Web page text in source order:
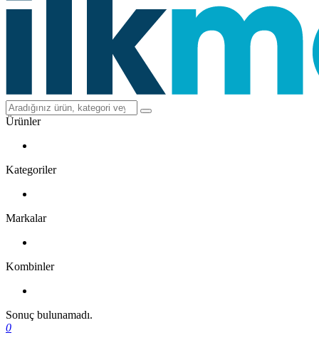
Ürünler
Kategoriler
Markalar
Kombinler
Sonuç bulunamadı.
0